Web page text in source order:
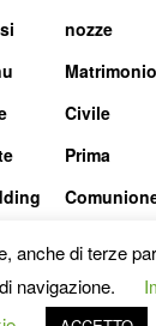
nozze
Matrimonio
Civile
Prima
POLICY|
anche di terze
navigazione.